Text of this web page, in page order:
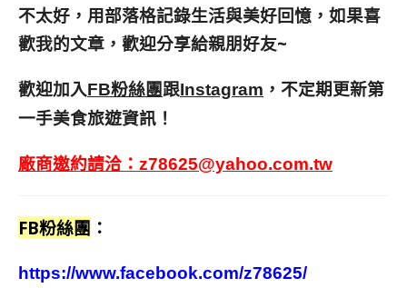
不太好，用部落格記錄生活與美好回憶， 如果喜
歡我的文章，歡迎分享給親朋好友~
歡迎加入FB粉絲團跟Instagram ，不定期更新第
一手美食旅遊資訊！
廠商邀約請洽： z78625@yahoo.com.tw
FB粉絲團 ：
https://www.facebook.com/z78625/